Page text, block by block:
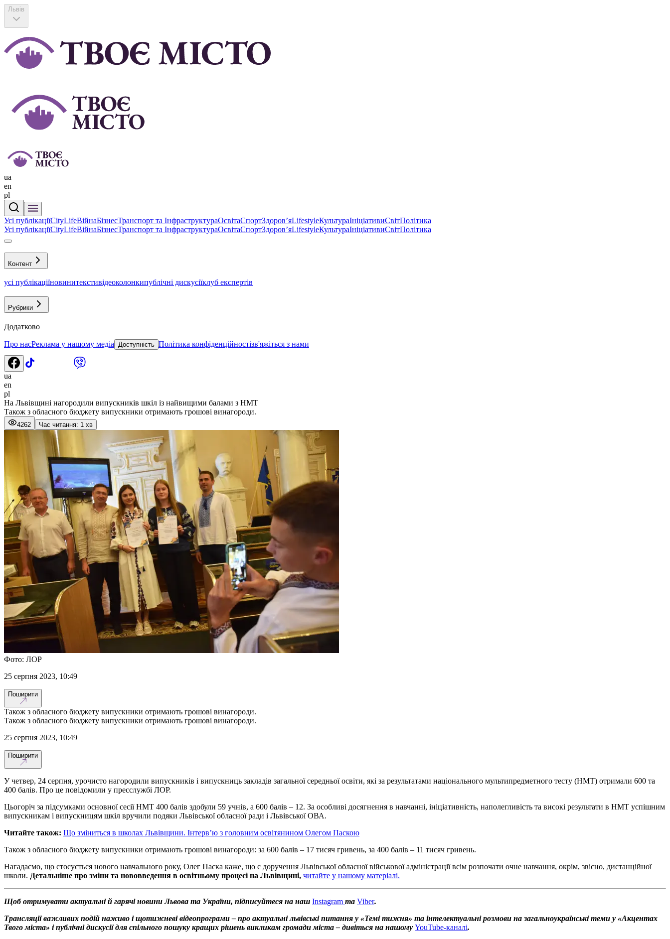
Львів
ua
en
pl
Усі публікаціїCityLifeВійнаБізнесТранспорт та ІнфраструктураОсвітаСпортЗдоровʼяLifestyleКультураІніціативиСвітПолітика
Усі публікаціїCityLifeВійнаБізнесТранспорт та ІнфраструктураОсвітаСпортЗдоровʼяLifestyleКультураІніціативиСвітПолітика
Контент
усі публікаціїновинитекстивідеоколонкипублічні дискусіїклуб експертів
Рубрики
Додатково
Про насРеклама у нашому медіа Доступність Політика конфіденційностізв'яжіться з нами
ua
en
pl
На Львівщині нагородили випускників шкіл із найвищими балами з НМТ
Також з обласного бюджету випускники отримають грошові винагороди.
4262 Час читання: 1 хв
Фото: ЛОР
25 серпня 2023, 10:49
Поширити
Також з обласного бюджету випускники отримають грошові винагороди.
Також з обласного бюджету випускники отримають грошові винагороди.
25 серпня 2023, 10:49
Поширити
У четвер, 24 серпня, урочисто нагородили випускників і випускниць закладів загальної середньої освіти, які за результатами національного мультипредметного тесту (НМТ) отримали 600 та
400 балів. Про це повідомили у пресслужбі ЛОР.
Цьогоріч за підсумками основної сесії НМТ 400 балів здобули 59 учнів, а 600 балів – 12. За особливі досягнення в навчанні, ініціативність, наполегливість та високі результати в НМТ успішним
випускникам і випускницям шкіл вручили подяки Львівської обласної ради і Львівської ОВА.
Читайте також: Що зміниться в школах Львівщини. Інтерв’ю з головним освітянином Олегом Паскою
Також з обласного бюджету випускники отримають грошові винагороди: за 600 балів – 17 тисяч гривень, за 400 балів – 11 тисяч гривень.
Нагадаємо, що стосується нового навчального року, Олег Паска каже, що є доручення Львівської обласної військової адміністрації всім розпочати очне навчання, окрім, звісно, дистанційної
школи. Детальніше про зміни та нововведення в освітньому процесі на Львівщині, читайте у нашому матеріалі.
Щоб отримувати актуальні й гарячі новини Львова та України, підписуйтеся на наш Instagram та Viber.
Трансляції важливих подій наживо і щотижневі відеопрограми – про актуальні львівські питання у «Темі тижня» та інтелектуальні розмови на загальноукраїнські теми у «Акцентах
Твого міста» і публічні дискусії для спільного пошуку кращих рішень викликам громади міста – дивіться на нашому YouTube-каналі.